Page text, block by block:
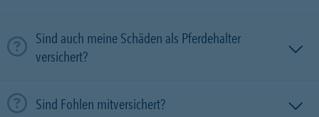
Sind auch meine Schäden als Pferdehalter
versichert?
Sind Fohlen mitversichert?